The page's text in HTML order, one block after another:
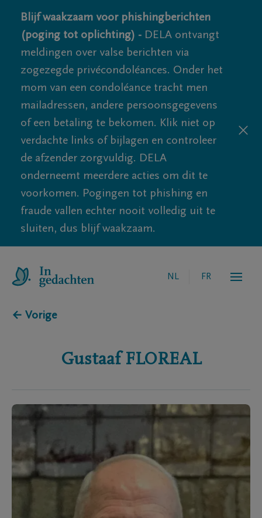
Blijf waakzaam voor phishingberichten
(poging tot oplichting) - DELA ontvangt
meldingen over valse berichten via
zogezegde privécondoléances. Onder het
mom van een condoléance tracht men
mailadressen, andere persoonsgegevens
of een betaling te bekomen. Klik niet op
verdachte links of bijlagen en controleer
de afzender zorgvuldig. DELA
onderneemt meerdere acties om dit te
voorkomen. Pogingen tot phishing en
fraude vallen echter nooit volledig uit te
sluiten, dus blijf waakzaam.
NL FR
← Vorige
Gustaaf FLOREAL